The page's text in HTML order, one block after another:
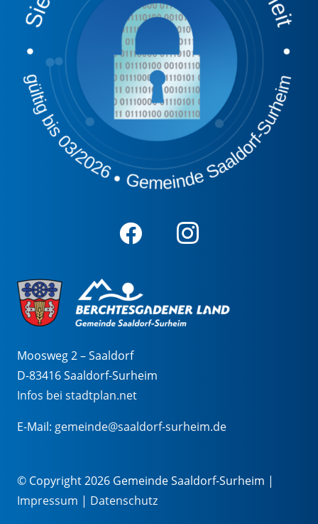
Moosweg 2 – Saaldorf
D-83416 Saaldorf-Surheim
Infos bei stadtplan.net
E-Mail: gemeinde@saaldorf-surheim.de
© Copyright 2026 Gemeinde Saaldorf-Surheim |
Impressum | Datenschutz